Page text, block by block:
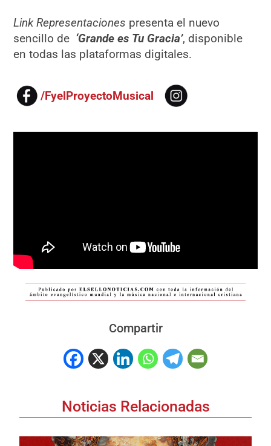
Link Representaciones presenta el nuevo
sencillo de ‘Grande es Tu Gracia’, disponible
en todas las plataformas digitales.
/FyelProyectoMusical
Compartir
Noticias Relacionadas